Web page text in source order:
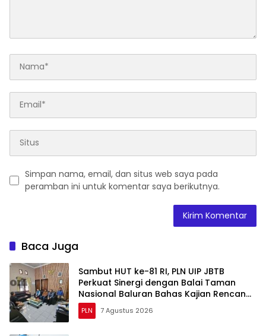
Simpan nama, email, dan situs web saya pada
peramban ini untuk komentar saya berikutnya.
Baca Juga
Sambut HUT ke-81 RI, PLN UIP JBTB
Perkuat Sinergi dengan Balai Taman
Nasional Baluran Bahas Kajian Rencana
Proyek SUTET 500 kV Paiton–
Watudodol/Kalipuro
PLN 7 Agustus 2026